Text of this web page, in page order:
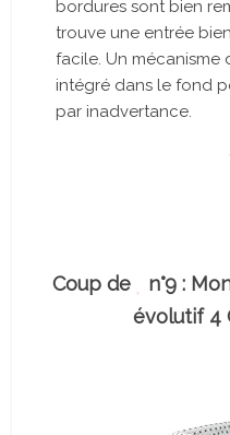
bordures sont bien
trouve une entrée
facile. Un
intégré dans le fond
par inadvertance.
Coup de
n°9 :
évolutif 4